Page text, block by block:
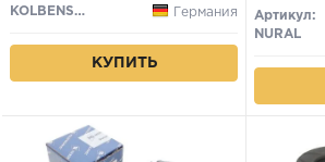
KOLBENSCHMIDT
Германия
КУПИТЬ
Артикул:
NURAL